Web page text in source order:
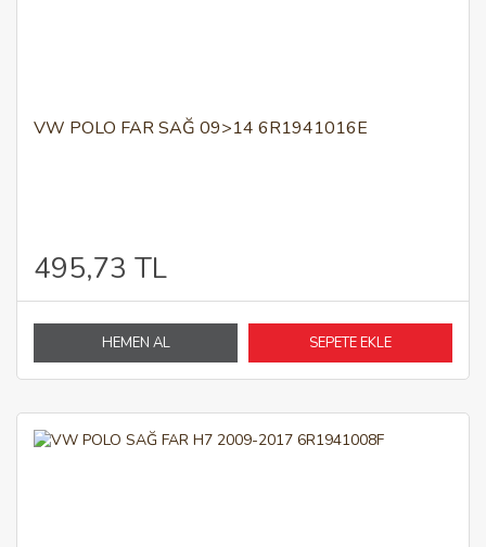
VW POLO FAR SAĞ 09>14 6R1941016E
495,73 TL
HEMEN AL SEPETE EKLE